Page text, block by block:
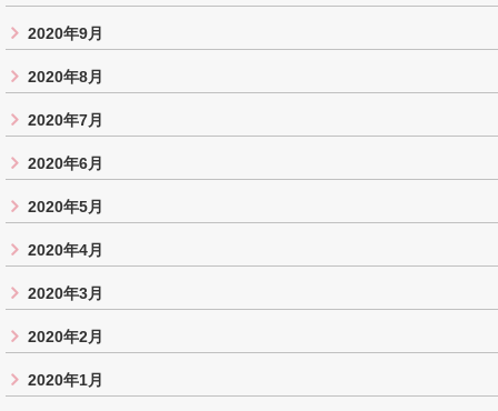
2020年9月
2020年8月
2020年7月
2020年6月
2020年5月
2020年4月
2020年3月
2020年2月
2020年1月